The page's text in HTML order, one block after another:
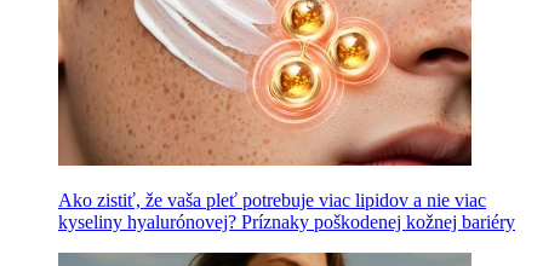
Ako zistiť, že vaša pleť potrebuje viac lipidov a nie viac
kyseliny hyalurónovej? Príznaky poškodenej kožnej bariéry